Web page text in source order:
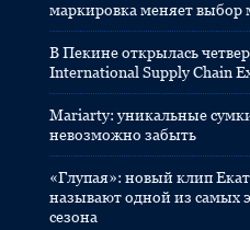
маркировка меняет выбор
В Пекине открылась
International Supply Chain
Mariarty: уникальные
невозможно забыть
«Глупая»: новый клип
называют одной из самых
сезона